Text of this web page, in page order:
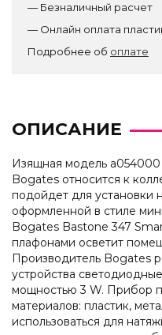
— Безналичный расчет
— Онлайн оплата
Подробнее об оплате
ОПИСАНИЕ
Изящная модель
Bogates относится к
подойдет для установки
оформленной в стиле
Bogates Bastone 347
плафонами осветит
Производитель Bogates
устройства
мощностью 3 W. Прибор
материалов: пластик,
использоваться для